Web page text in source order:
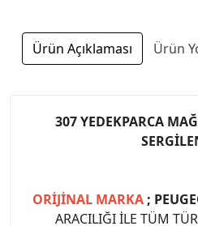
Ürün Açıklaması Ürün
307 YEDEKPARCA
ORİJİNAL MARKA ;
ARACILIĞI İLE TÜM